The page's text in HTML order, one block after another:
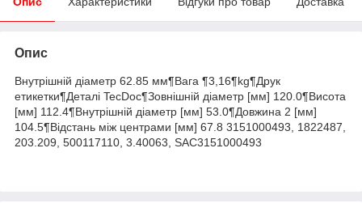
Опис
Внутрішній діаметр 62.85 мм¶Вага ¶3,16¶kg¶Друк
етикетки¶Деталі TecDoc¶Зовнішній діаметр [мм] 120.0¶Висота
[мм] 112.4¶Внутрішній діаметр [мм] 53.0¶Довжина 2 [мм]
104.5¶Відстань між центрами [мм] 67.8 3151000493, 1822487,
203.209, 500117110, 3.40063, SAC3151000493